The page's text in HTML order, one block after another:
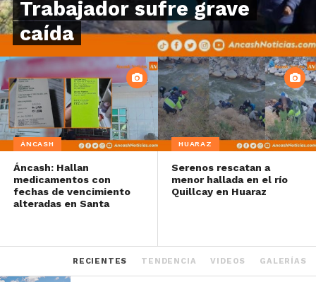
Trabajador sufre grave
caída
ÁNCASH
Áncash: Hallan
medicamentos con
fechas de vencimiento
alteradas en Santa
HUARAZ
Serenos rescatan a
menor hallada en el río
Quillcay en Huaraz
RECIENTES TENDENCIA VIDEOS GALERÍAS